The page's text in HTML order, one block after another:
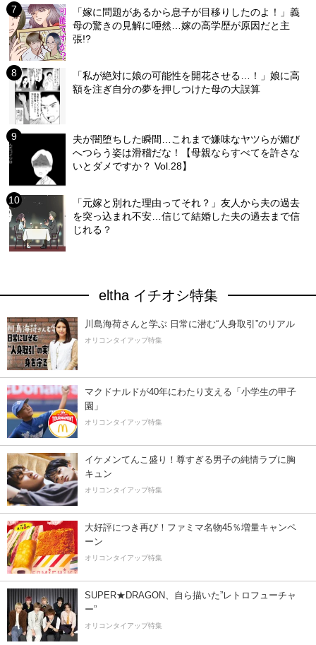
「嫁に問題があるから息子が目移りしたのよ！」義
母の驚きの見解に唖然…嫁の高学歴が原因だと主
張!?
「私が絶対に娘の可能性を開花させる…！」娘に高
額を注ぎ自分の夢を押しつけた母の大誤算
夫が闇堕ちした瞬間…これまで嫌味なヤツらが媚び
へつらう姿は滑稽だな！【母親ならすべてを許さな
いとダメですか？ Vol.28】
「元嫁と別れた理由ってそれ？」友人から夫の過去
を突っ込まれ不安…信じて結婚した夫の過去まで信
じれる？
eltha イチオシ特集
川島海荷さんと学ぶ 日常に潜む“人身取引”のリアル
オリコンタイアップ特集
マクドナルドが40年にわたり支える「小学生の甲子
園」
オリコンタイアップ特集
イケメンてんこ盛り！尊すぎる男子の純情ラブに胸
キュン
オリコンタイアップ特集
大好評につき再び！ファミマ名物45％増量キャンペ
ーン
オリコンタイアップ特集
SUPER★DRAGON、自ら描いた”レトロフューチャ
ー”
オリコンタイアップ特集